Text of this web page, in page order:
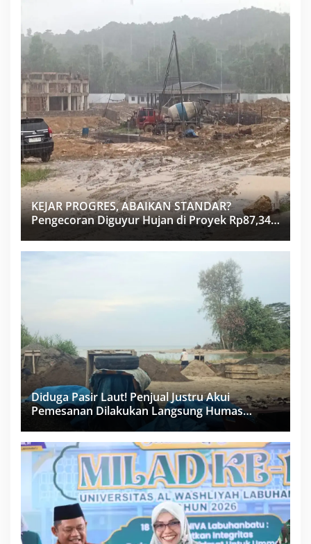
KEJAR PROGRES, ABAIKAN STANDAR?
Pengecoran Diguyur Hujan di Proyek Rp87,34
Miliar Sukma Nias, Konsultan, Pengawas dan
PPK Bungkam
Diduga Pasir Laut! Penjual Justru Akui
Pemesanan Dilakukan Langsung Humas